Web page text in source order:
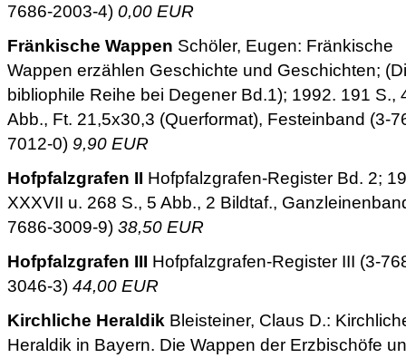
7686-2003-4) 0,00 EUR
Fränkische Wappen Schöler, Eugen: Fränkische
Wappen erzählen Geschichte und Geschichten;
bibliophile Reihe bei Degener Bd.1); 1992. 191 S.,
Abb., Ft. 21,5x30,3 (Querformat), Festeinband (3-
7012-0) 9,90 EUR
Hofpfalzgrafen II Hofpfalzgrafen-Register Bd. 2;
XXXVII u. 268 S., 5 Abb., 2 Bildtaf.,
7686-3009-9) 38,50 EUR
Hofpfalzgrafen III Hofpfalzgrafen-Register III (3-
3046-3) 44,00 EUR
Kirchliche Heraldik Bleisteiner, Claus D.:
Heraldik in Bayern. Die Wappen der Erzbischöfe